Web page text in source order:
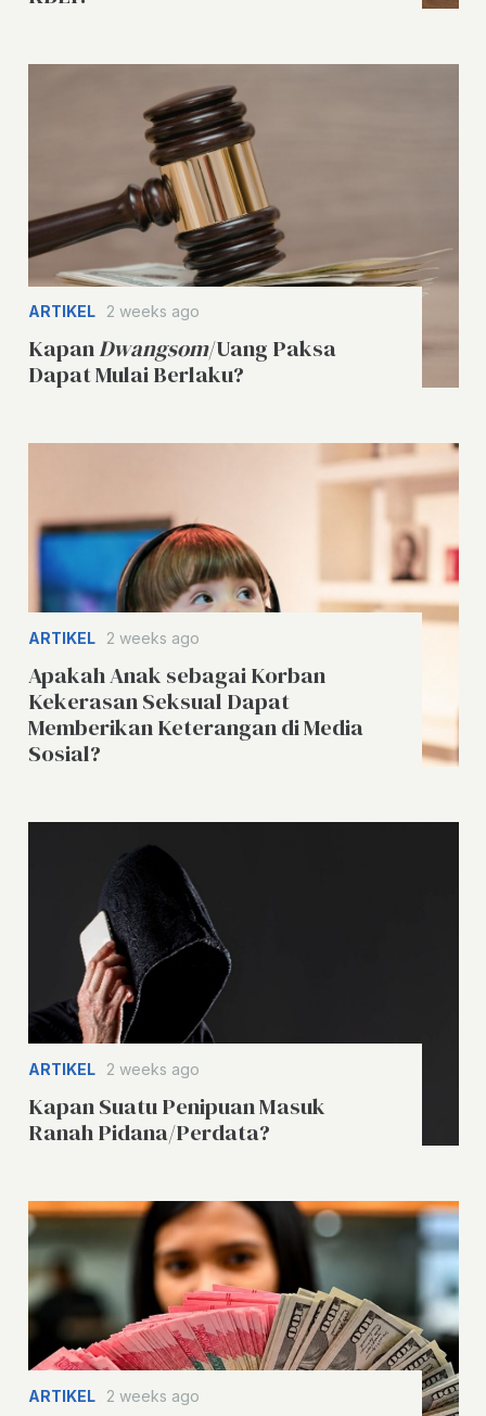
ARTIKEL 2 weeks ago
KapanDwangsom/Uang Paksa
Dapat Mulai Berlaku?
ARTIKEL 2 weeks ago
Apakah Anak sebagai Korban
Kekerasan Seksual Dapat
Memberikan Keterangan di Media
Sosial?
ARTIKEL 2 weeks ago
Kapan Suatu Penipuan Masuk
Ranah Pidana/Perdata?
ARTIKEL 2 weeks ago